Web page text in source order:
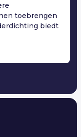
toebrengen
biedt